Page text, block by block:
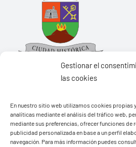
Gestionar el
las cookies
En nuestro sitio web utilizamos cookies propias
analíticas mediante el análisis del tráfico web,
mediante sus preferencias, ofrecer funciones de
publicidad personalizada en base a un perfil
navegación. Para más información puedes
Ayuntamiento de Yaiza
Pza. de Los Remedios, 1
35570 – Yaiza